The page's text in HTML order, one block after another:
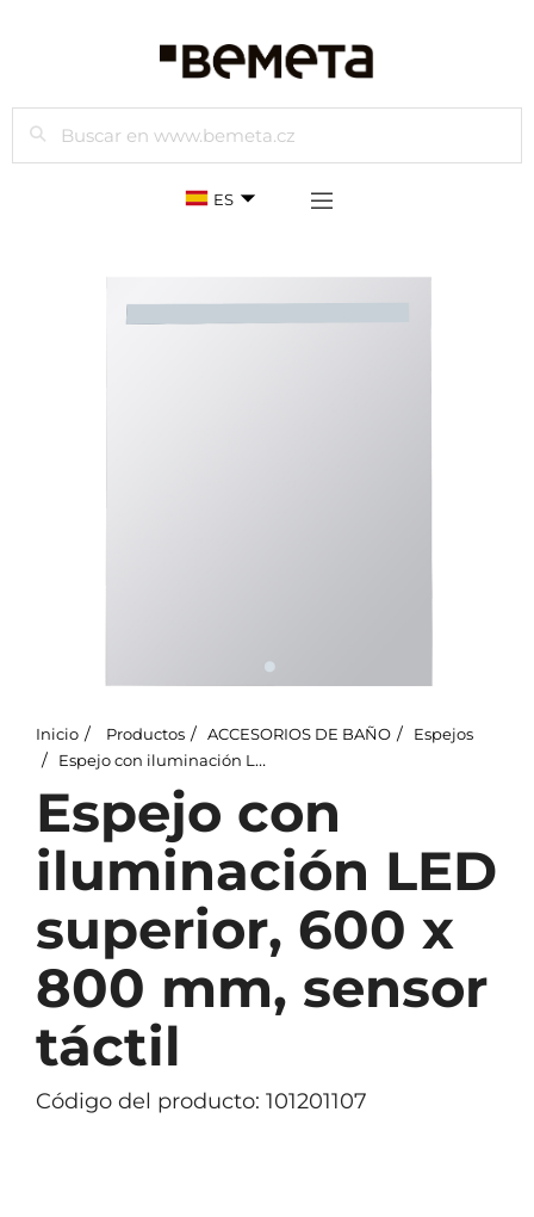
Buscar
ES
Inicio Productos ACCESORIOS DE BAÑO
Espejos
Espejo con iluminación LED superior, 600 x 800 mm, sensor táctil
Espejo con
iluminación LED
superior, 600 x
800 mm, sensor
táctil
Código del producto: 101201107